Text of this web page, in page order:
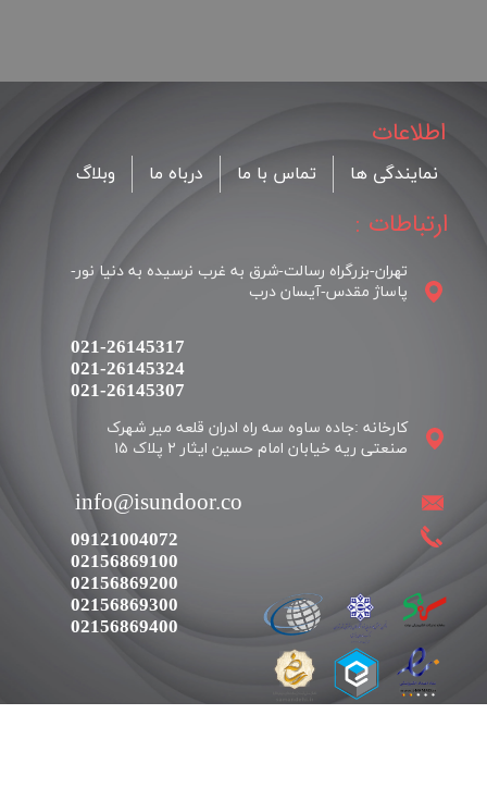
نمایندگی ها تماس با ما درباه ما وبلاگ
اطلاعات
ارتباطات :
تهران-بزرگراه رسالت-شرق به غرب نرسیده به دنیا نور-
پاساژ مقدس-آیسان درب
​​info@isundoor.co
کارخانه :جاده ساوه سه راه ادران قلعه میر شهرک
09121004072
02156869100
02156869200
02156869300
02156869400
021-26145317
021-26145324
​​​​​​​021-26145307